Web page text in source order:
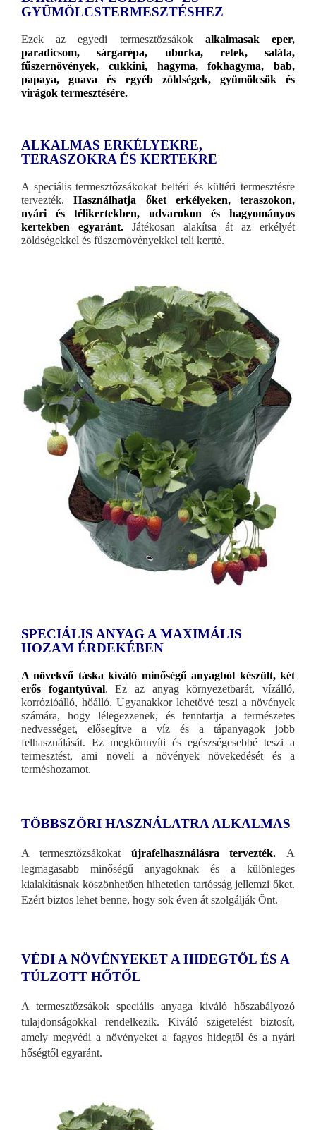
GYÜMÖLCSTERMESZTÉSHEZ
Ezek az egyedi termesztőzsákokalkalmasak eper,
paradicsom, sárgarépa, uborka, retek, saláta,
fűszernövények, cukkini, hagyma, fokhagyma, bab,
papaya, guava és egyéb zöldségek, gyümölcsök és
virágok termesztésére.
ALKALMAS ERKÉLYEKRE,
TERASZOKRA ÉS KERTEKRE
A speciális termesztőzsákokat beltéri és kültéri termesztésre
tervezték.
Használhatja őket erkélyeken, teraszokon,
nyári és télikertekben, udvarokon és hagyományos
kertekben egyaránt.
Játékosan alakítsa át az erkélyét
zöldségekkel és fűszernövényekkel teli kertté.
SPECIÁLIS ANYAG A MAXIMÁLIS
HOZAM ÉRDEKÉBEN
A növekvő táska kiváló minőségű anyagból készült, két
erős fogantyúval. Ez az anyag környezetbarát, vízálló,
korrózióálló, hőálló. Ugyanakkor lehetővé teszi a növények
számára, hogy lélegezzenek, és fenntartja a természetes
nedvességet, elősegítve a víz és a tápanyagok jobb
felhasználását. Ez megkönnyíti és egészségesebbé teszi a
termesztést, ami növeli a növények növekedését és a
terméshozamot.
TÖBBSZÖRI HASZNÁLATRA ALKALMAS
A termesztőzsákokat újrafelhasználásra tervezték.
A
legmagasabb minőségű anyagoknak és a különleges
kialakításnak köszönhetően hihetetlen tartósság jellemzi őket.
Ezért biztos lehet benne, hogy sok éven át szolgálják Önt.
VÉDI A NÖVÉNYEKET A HIDEGTŐL ÉS A
TÚLZOTT HŐTŐL
A termesztőzsákok speciális anyaga kiváló hőszabályozó
tulajdonságokkal rendelkezik. Kiváló szigetelést biztosít,
amely megvédi a növényeket a fagyos hidegtől és a nyári
hőségtől egyaránt.